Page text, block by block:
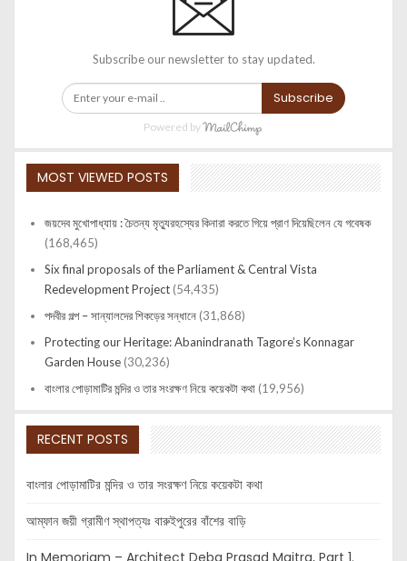
Subscribe our newsletter to stay updated.
Subscribe
Powered by
MOST VIEWED POSTS
জয়দেব মুখোপাধ্যায় : চৈতন্য মৃত্যুরহস্যের কিনারা করতে গিয়ে প্রাণ দিয়েছিলেন যে গবেষক
(168,465)
Six final proposals of the Parliament & Central Vista
Redevelopment Project (54,435)
পদবীর গল্প – সান্যালদের শিকড়ের সন্ধানে (31,868)
Protecting our Heritage: Abanindranath Tagore’s Konnagar
Garden House (30,236)
বাংলার পোড়ামাটির মন্দির ও তার সংরক্ষণ নিয়ে কয়েকটা কথা (19,956)
RECENT POSTS
বাংলার পোড়ামাটির মন্দির ও তার সংরক্ষণ নিয়ে কয়েকটা কথা
আম্ফান জয়ী গ্রামীণ স্থাপত্যঃ বারুইপুরের বাঁশের বাড়ি
In Memoriam – Architect Deba Prasad Maitra, Part 1.